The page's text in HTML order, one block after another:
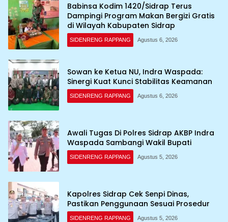
Babinsa Kodim 1420/Sidrap Terus
Dampingi Program Makan Bergizi Gratis
di Wilayah Kabupaten Sidrap
SIDENRENG RAPPANG Agustus 6, 2026
Sowan ke Ketua NU, Indra Waspada:
Sinergi Kuat Kunci Stabilitas Keamanan
SIDENRENG RAPPANG Agustus 6, 2026
Awali Tugas Di Polres Sidrap AKBP Indra
Waspada Sambangi Wakil Bupati
SIDENRENG RAPPANG Agustus 5, 2026
Kapolres Sidrap Cek Senpi Dinas,
Pastikan Penggunaan Sesuai Prosedur
SIDENRENG RAPPANG Agustus 5, 2026